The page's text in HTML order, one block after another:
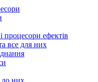
процесори ефектів
все для них
до них